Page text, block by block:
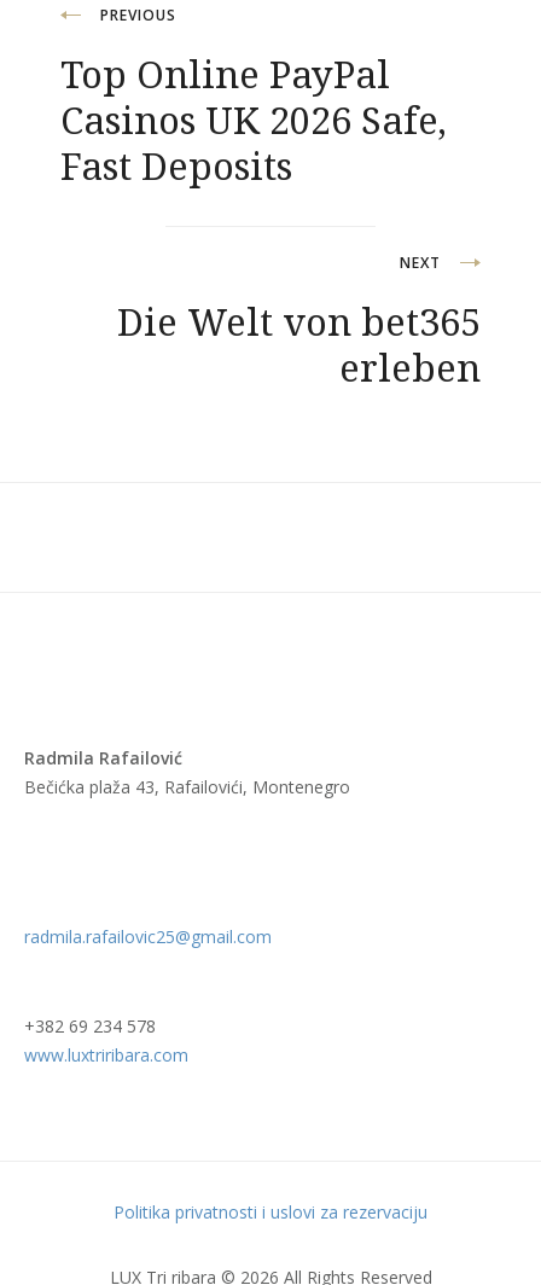
Navigacija
objava
PREVIOUS
Top Online PayPal
Casinos UK 2026 Safe,
Fast Deposits
NEXT
Die Welt von bet365
erleben
Radmila Rafailović
Bečićka plaža 43, Rafailovići, Montenegro
radmila.rafailovic25@gmail.com
+382 69 234 578
www.luxtriribara.com
LUX Tri ribara © 2026 All Rights Reserved
Politika privatnosti i uslovi za rezervaciju